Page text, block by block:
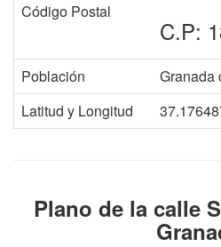
Código Postal
C.P:
Población
Granada
Latitud y Longitud
Plano de la calle